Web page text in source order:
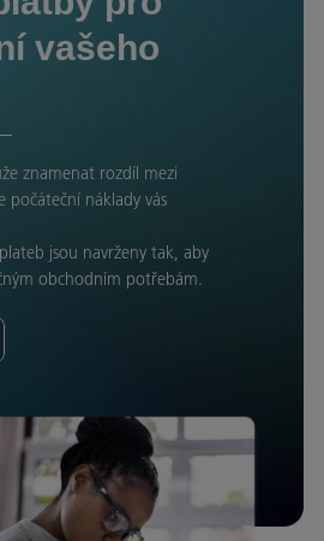
vašeho
znamenat rozdíl mezi
počáteční náklady vás
jsou navrženy tak, aby
obchodním potřebám.